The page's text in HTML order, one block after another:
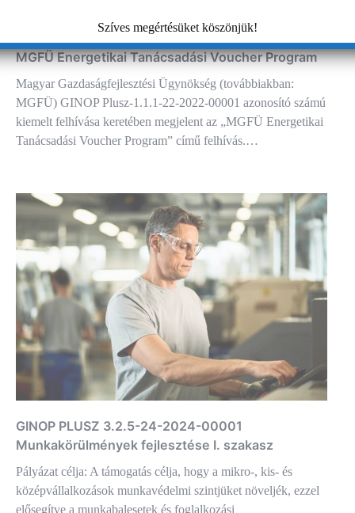
MGFÜ Energetikai Tanácsadási Voucher Program
Magyar Gazdaságfejlesztési Ügynökség (továbbiakban:
MGFÜ) GINOP Plusz-1.1.1-22-2022-00001 azonosító számú
kiemelt felhívása keretében megjelent az „MGFÜ Energetikai
Tanácsadási Voucher Program” című felhívás.…
GINOP PLUSZ 3.2.5-24-2024-00001
Munkakörülmények fejlesztése I. szakasz
Pályázat célja: A támogatás célja, hogy a mikro-, kis- és
középvállalkozások munkavédelmi szintjüket növeljék, ezzel
elősegítve a munkabalesetek és foglalkozási
Szíves megértésüket köszönjük!